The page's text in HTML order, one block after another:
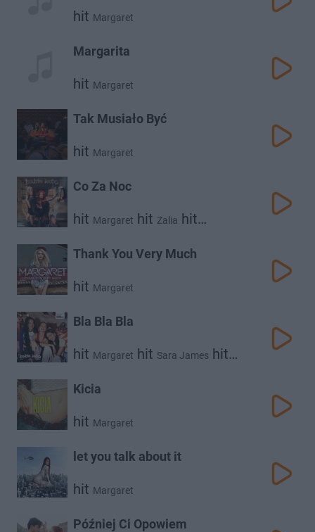
hit Margaret
Margarita
hit Margaret
Tak Musiało Być
hit Margaret
Co Za Noc
hit Margaret hit Zalia hit
Thank You Very Much
hit Margaret
Bla Bla Bla
hit Margaret hit Sara James hit
Kicia
hit Margaret
let you talk about it
hit Margaret
Później Ci Opowiem